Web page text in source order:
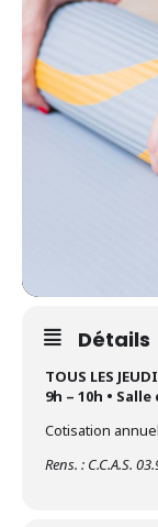
Détails
TOUS LES
9h – 10h •
Cotisation
Rens. : C.C.A.S.